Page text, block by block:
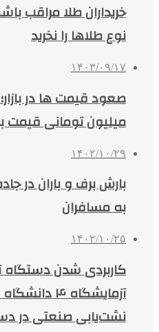
خریداران طلا مراقب
نوع طلاها را نخرید
۱۴۰۳/۰۹/۱۷
میلیون تومانی قیمت
۱۴۰۲/۱۰/۲۹
بارش برف و باران در
به مسافران
۱۴۰۲/۱۰/۲۵
کاربردی شدن دستگاه
آزمایشگاه
نشت‌یابی صنعتی در